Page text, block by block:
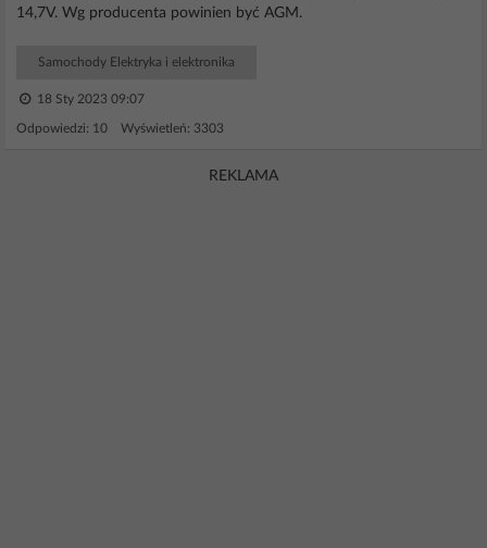
14,7V. Wg producenta powinien być AGM.
Samochody Elektryka i elektronika
18 Sty 2023 09:07
Odpowiedzi: 10 Wyświetleń: 3303
REKLAMA